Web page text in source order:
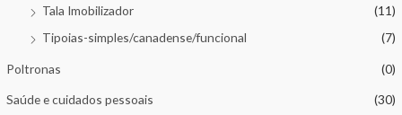
Tala Imobilizador
(11)
Tipoias-simples/canadense/funcional
(7)
Poltronas (0)
Saúde e cuidados pessoais
(30)